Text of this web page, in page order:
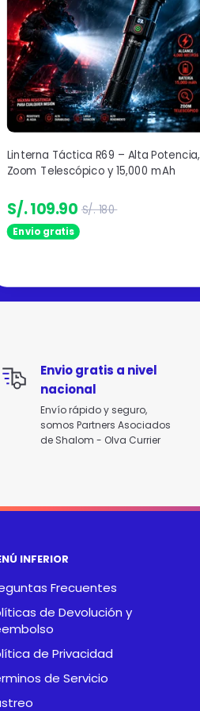
Linterna Táctica R69 – Alta Potencia,
Zoom Telescópico y 15,000 mAh
S/. 109.90 S/. 180
Envio gratis
Envio gratis a nivel
nacional
Envío rápido y seguro,
somos Partners Asociados
de Shalom - Olva Currier
INFERIOR
Frecuentes
de Devolución y
de Privacidad
de Servicio